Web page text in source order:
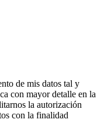
de mis datos tal y
con mayor detalle en la
la autorización
con la finalidad